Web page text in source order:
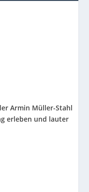
Armin Müller-Stahl
erleben und lauter